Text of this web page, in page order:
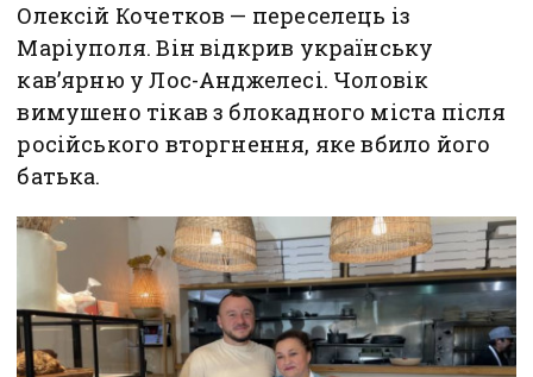
Олексій Кочетков — переселець із
Маріуполя. Він відкрив українську
кав’ярню у Лос-Анджелесі. Чоловік
вимушено тікав з блокадного міста після
російського вторгнення, яке вбило його
батька.